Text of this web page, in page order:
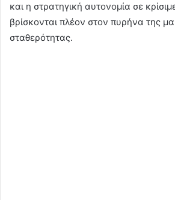
και η στρατηγική αυτονομία σε
βρίσκονται πλέον στον πυρήνα της
σταθερότητας.